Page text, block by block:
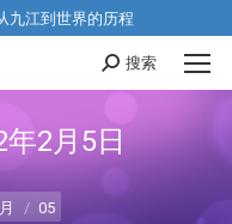
九江到世界的历程
Search:
搜索
年2月5日
05